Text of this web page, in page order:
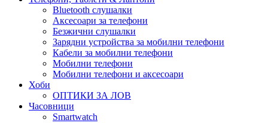
Bluetooth слушалки
Аксесоари за телефони
Безжични слушалки
Зарядни устройства за мобилни телефони
Кабели за мобилни телефони
Мобилни телефони
Мобилни телефони и аксесоари
Хоби
ОПТИКИ ЗА ЛОВ
Часовници
Smartwatch